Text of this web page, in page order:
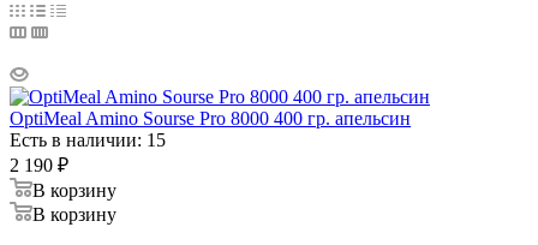
OptiMeal Amino Sourse Pro 8000 400 гр. апельсин
Есть в наличии: 15
2 190 ₽
В корзину
В корзину